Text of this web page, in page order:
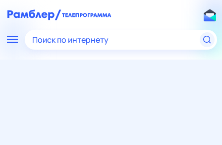
Поиск по интернету